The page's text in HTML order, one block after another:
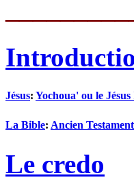
Jésus: Yochoua' ou le
La Bible: Ancien Testament
Le credo